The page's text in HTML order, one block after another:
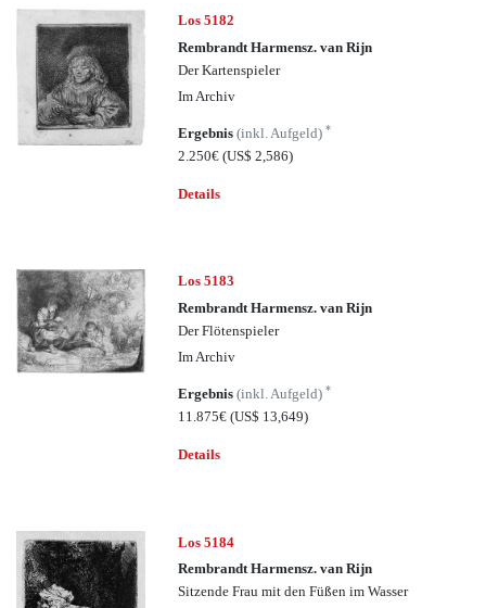
Los 5182
Rembrandt Harmensz. van Rijn
Der Kartenspieler
Im Archiv
Ergebnis(inkl. Aufgeld)*
2.250€(US$ 2,586)
Details
Los 5183
Rembrandt Harmensz. van Rijn
Der Flötenspieler
Im Archiv
Ergebnis(inkl. Aufgeld)*
11.875€(US$ 13,649)
Details
Los 5184
Rembrandt Harmensz. van Rijn
Sitzende Frau mit den Füßen im Wasser